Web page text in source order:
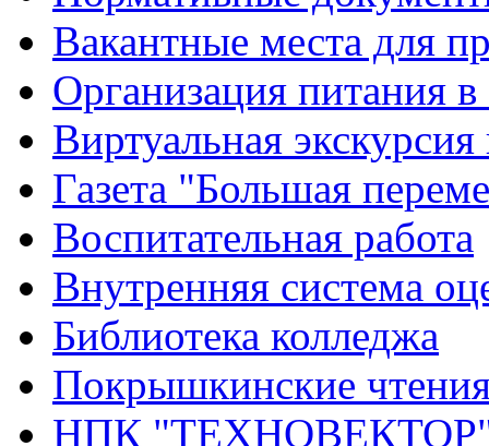
Вакантные места для
Организация питания в
Виртуальная
Газета "Большая
Воспитательная работа
Внутренняя система
Библиотека колледжа
Покрышкинские
НПК